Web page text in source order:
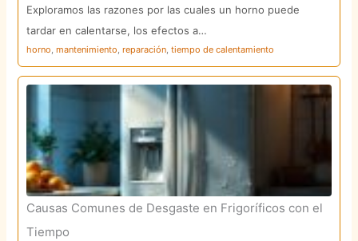
Exploramos las razones por las cuales un horno puede
tardar en calentarse, los efectos a…
horno ,mantenimiento ,reparación ,tiempo de calentamiento
Causas Comunes de Desgaste en Frigoríficos con el
Tiempo